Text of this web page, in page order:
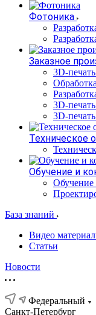
Фотоника
Заказное
3D-
3D-
3D-
Техническое
Обучение и
Обучение
База знаний
Видео
Статьи
Новости
Федеральный
Санкт-Петербург